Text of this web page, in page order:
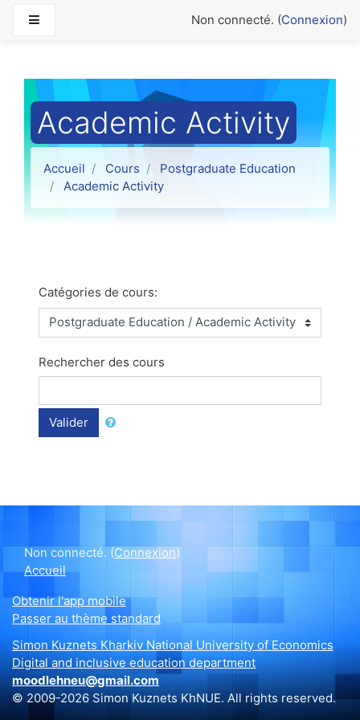
Non connecté. (Connexion)
Academic Activity
Accueil Cours
Postgraduate Education
Academic Activity
Catégories de cours:
Rechercher des cours
Valider
Non connecté. (Connexion)
Accueil
Obtenir l'app mobile
Passer au thème standard
Simon Kuznets Kharkiv National University of Economics
Digital and inclusive education department
moodlehneu@gmail.com
© 2009-2026 Simon Kuznets KhNUE. All rights reserved.